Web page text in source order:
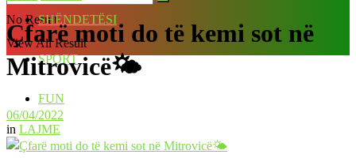
No Result
View All Result
SHËNDETËSI
SPORT
FUN
Çfarë moti do të kemi sot në
Mitrovicë🌤
06/04/2022
in LAJME